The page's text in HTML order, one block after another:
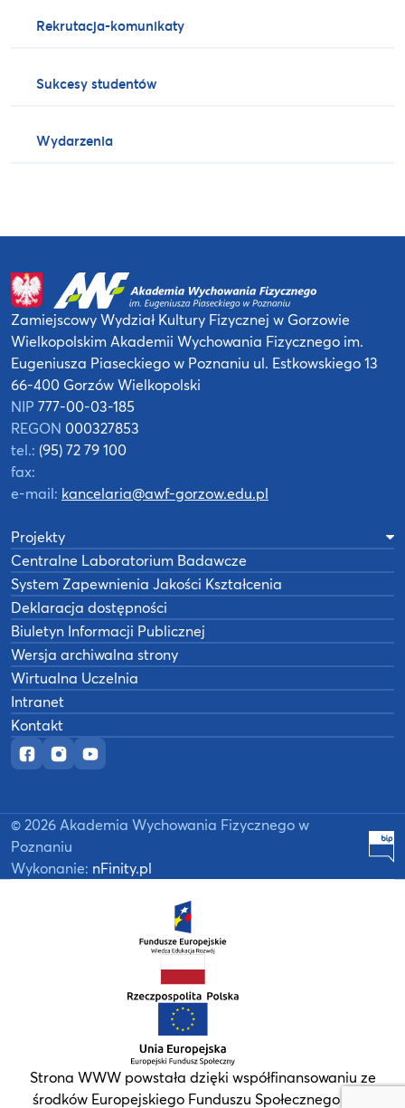
Rekrutacja-komunikaty
Sukcesy studentów
Wydarzenia
Oficjalny fanpage w serwisie Facebook
Oficjalny profil na Instagramie
Oficjalny kanał YouTube
Zamiejscowy Wydział Kultury Fizycznej w Gorzowie
Wielkopolskim Akademii Wychowania Fizycznego im.
Eugeniusza Piaseckiego w Poznaniu ul. Estkowskiego 13
66-400 Gorzów Wielkopolski
NIP 777-00-03-185
REGON 000327853
tel.: (95) 72 79 100
fax:
e-mail: kancelaria@awf-gorzow.edu.pl
Projekty
Centralne Laboratorium Badawcze
System Zapewnienia Jakości Kształcenia
Deklaracja dostępności
Biuletyn Informacji Publicznej
Wersja archiwalna strony
Wirtualna Uczelnia
Intranet
Kontakt
© 2026 Akademia Wychowania Fizycznego w
Poznaniu
Wykonanie: nFinity.pl
Strona WWW powstała dzięki współfinansowaniu ze
środków Europejskiego Funduszu Społecznego oraz